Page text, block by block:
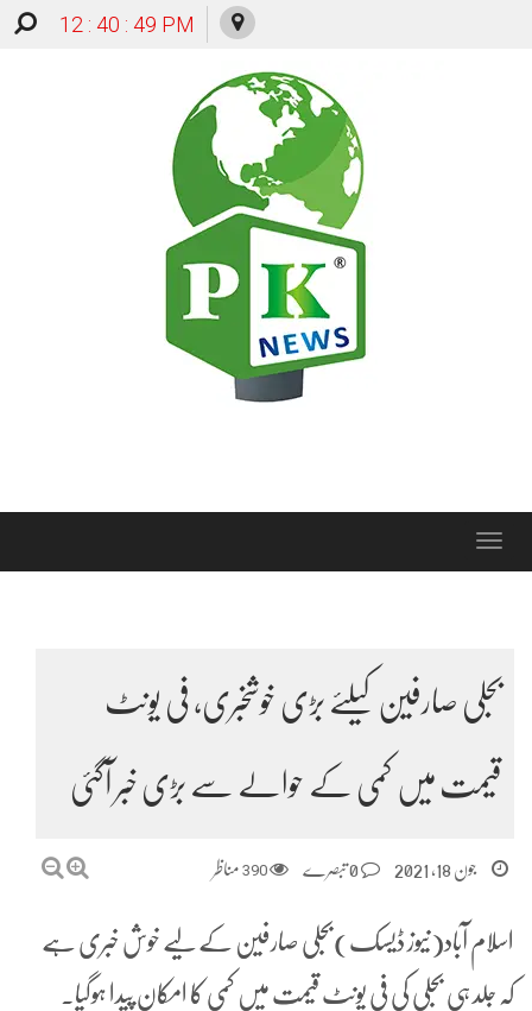
12 : 40 : 50 PM
Toggle
بجلی صارفین کیلئے بڑی خوشخبری، فی یونٹ
قیمت میں کمی کے حوالے سے بڑی خبر آگئی
جون 18, 2021 390 مناظر
اسلام آباد(نیوز ڈیسک)بجلی صارفین کے لیے خوش خبری ہے
کہ جلد ہی بجلی کی فی یونٹ قیمت میں کمی کا امکان پیدا ہوگیا۔